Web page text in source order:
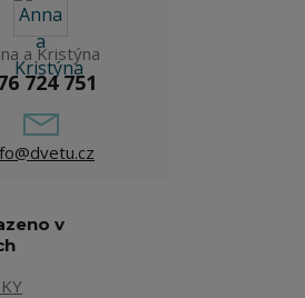
a Kristýna
724 751
v